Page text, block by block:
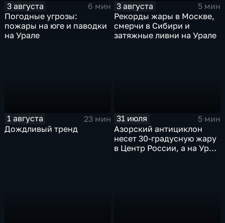
3 августа
6 мин
Погодные угрозы:
пожары на юге и паводки
на Урале
3 августа
5 мин
Рекорды жары в Москве,
смерчи в Сибири и
затяжные ливни на Урале
1 августа
23 мин
Дождливый тренд
31 июля
5 мин
Азорский антициклон
несет 30-градусную жару
в Центр России, а на Урал